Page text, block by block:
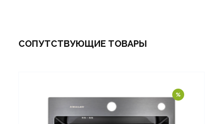
СОПУТСТВУЮЩИЕ ТОВАРЫ